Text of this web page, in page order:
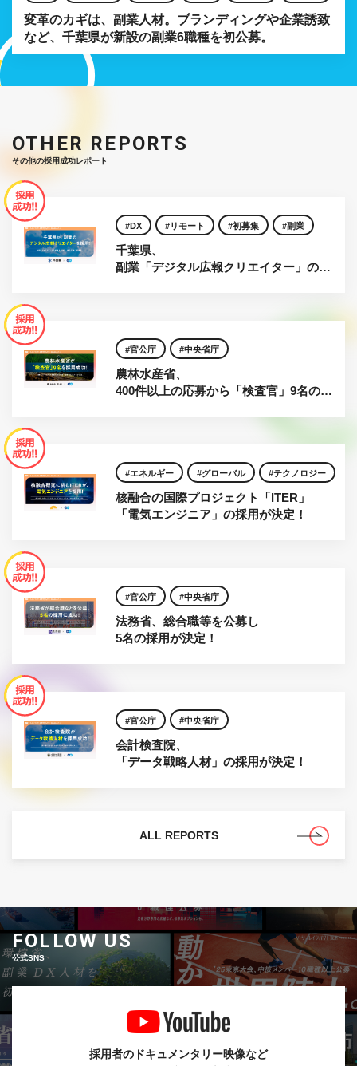
変革のカギは、副業人材。ブランディングや企業誘致
など、千葉県が新設の副業6職種を初公募。
OTHER REPORTS
その他の採用成功レポート
DX リモート 初募集 副業
地方創生
千葉県、
副業「デジタル広報クリエイター」の採
官公庁 中央省庁
農林水産省、
400件以上の応募から「検査官」9名の採
エネルギー グローバル テクノロジー
国際機関
核融合の国際プロジェクト「ITER」
「電気エンジニア」の採用が決定！
官公庁 中央省庁
法務省、総合職等を公募し
5名の採用が決定！
官公庁 中央省庁
会計検査院、
「データ戦略人材」の採用が決定！
ALL REPORTS
FOLLOW US
公式SNS
採用者のドキュメンタリー映像など